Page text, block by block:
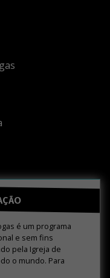
é um programa
e sem fins
pela Igreja de
o mundo. Para